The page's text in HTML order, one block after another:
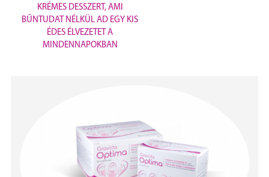
KRÉMES DESSZERT, AMI
BŰNTUDAT NÉLKÜL AD EGY KIS
ÉDES ÉLVEZETET A
MINDENNAPOKBAN